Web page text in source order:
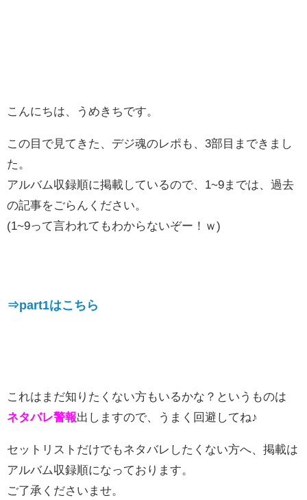
こんにちは、うめきちです。
この目で見てきた、デジ魂のレポも、3部目まできまし
た。
アルバム収録順に掲載しているので、1~9までは、過去
の記事をごらんください。
(1~9って言われてもわからないぞー！ｗ)
⇒part1はこちら
これはまだ知りたくない方もいるかな？というものは
ネタバレ警報出しますので、うまく回避してね♪
セットリストだけでもネタバレしたくない方へ、掲載は
アルバム収録順になっております。
ご了承くださいませ。